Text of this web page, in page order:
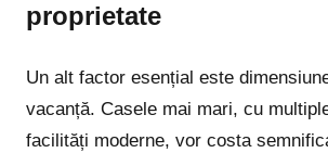
proprietate
Un alt factor esențial este
vacanță. Casele mai mari, cu
facilități moderne, vor costa